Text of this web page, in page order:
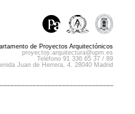
de Proyectos Arquitectónicos
proyectos.arquitectura@upm.es
Teléfono 91 336 65 37 / 89
Juan de Herrera, 4. 28040 Madrid